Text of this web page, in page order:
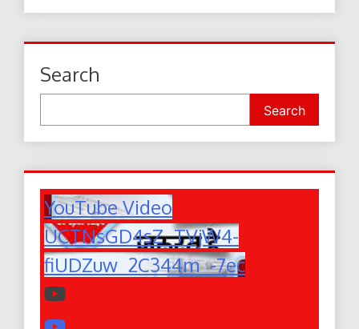
Search
Search
YouTube Video
UCTNsGD4sZ_TVjW4-
fiUDZuw_2C344m_-7ec